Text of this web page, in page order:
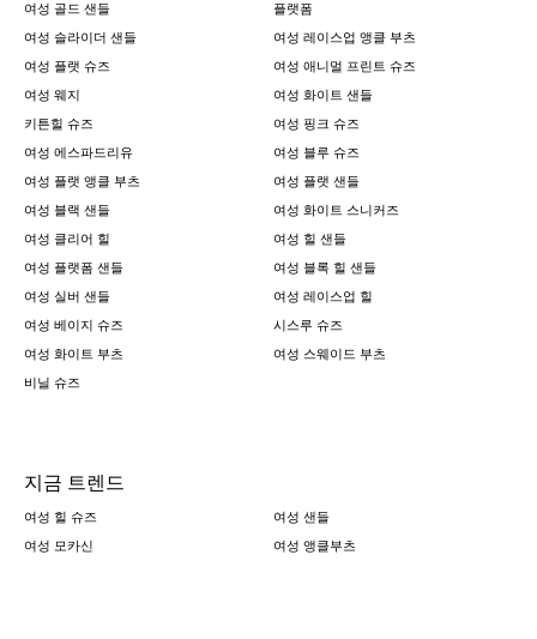
여성 골드 샌들
플랫폼
여성 슬라이더 샌들
여성 레이스업 앵클 부츠
여성 플랫 슈즈
여성 애니멀 프린트 슈즈
여성 웨지
여성 화이트 샌들
키튼힐 슈즈
여성 핑크 슈즈
여성 에스파드리유
여성 블루 슈즈
여성 플랫 앵클 부츠
여성 플랫 샌들
여성 블랙 샌들
여성 화이트 스니커즈
여성 클리어 힐
여성 힐 샌들
여성 플랫폼 샌들
여성 블록 힐 샌들
여성 실버 샌들
여성 레이스업 힐
여성 베이지 슈즈
시스루 슈즈
여성 화이트 부츠
여성 스웨이드 부츠
비닐 슈즈
지금 트렌드
여성 힐 슈즈
여성 샌들
여성 모카신
여성 앵클부츠